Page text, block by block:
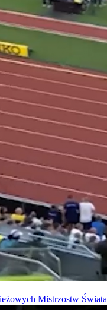
Mistrzostw Świata